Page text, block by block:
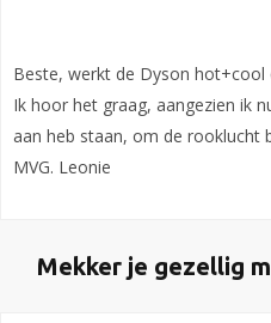
Beste, werkt de Dyson
Ik hoor het graag, aangezien ik
aan heb staan, om de rooklucht
MVG. Leonie
Mekker je gezellig